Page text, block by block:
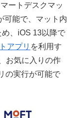
ートデスクマッ
可能で、マット内
、iOS 13以降で
アプリ を利用す
お気に入りの作
の実行が可能で